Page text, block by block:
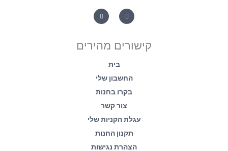
a
c
e
o
h
a
t
p
p
קישורים מהירים
בית
החשבון שלי
בקרו בחנות
צור קשר
עגלת הקניות שלי
תקנון החנות
הצהרת נגישות